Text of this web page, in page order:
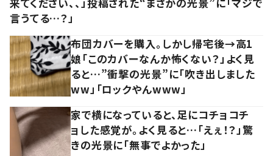
言うてる…？」
布団カバーを購入。しかし帰宅後→高1
娘「このカバーなんか怖くない？」よく見
ると…”衝撃の光景”に「吹き出しました
ww」「ロックやんwww」
家で横になっていると、足にコチョコチ
ョした感覚が。よく見ると…「えぇ！？」驚
きの光景に「無事でよかった」